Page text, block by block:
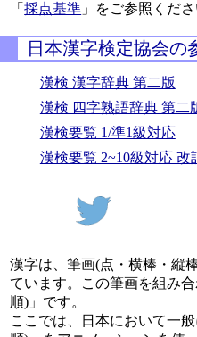
「採点基準 」をご参照くださ
日本漢字検定協会の
漢検 漢字辞典 第二版
漢検 四字熟語辞典 第二
漢検要覧 1/準1級対応
漢検要覧 2~10級対応 改
漢字は、筆画(点・横棒・縦
ています。この筆画を組み
順)」です。
ここでは、日本において一